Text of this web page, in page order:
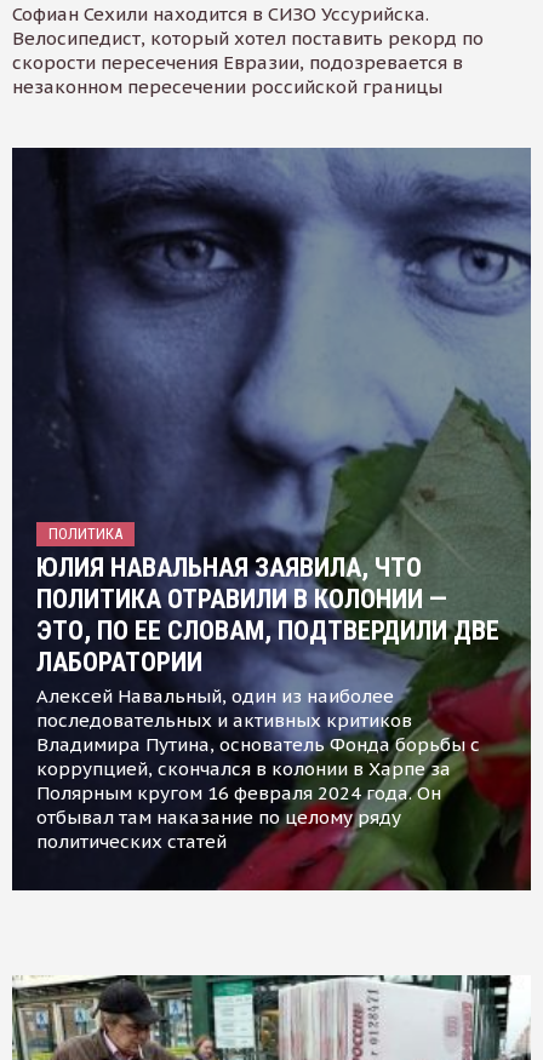
Софиан Сехили находится в СИЗО Уссурийска.
Велосипедист, который хотел поставить рекорд по
скорости пересечения Евразии, подозревается в
незаконном пересечении российской границы
ПОЛИТИКА
ЮЛИЯ НАВАЛЬНАЯ ЗАЯВИЛА, ЧТО
ПОЛИТИКА ОТРАВИЛИ В КОЛОНИИ —
ЭТО, ПО ЕЕ СЛОВАМ, ПОДТВЕРДИЛИ ДВЕ
ЛАБОРАТОРИИ
Алексей Навальный, один из наиболее
последовательных и активных критиков
Владимира Путина, основатель Фонда борьбы с
коррупцией, скончался в колонии в Харпе за
Полярным кругом 16 февраля 2024 года. Он
отбывал там наказание по целому ряду
политических статей